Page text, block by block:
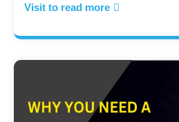
Visit to read more